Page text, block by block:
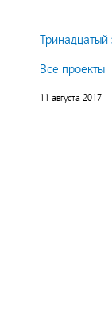
Тринадцатый
Все проекты
11 августа 2017